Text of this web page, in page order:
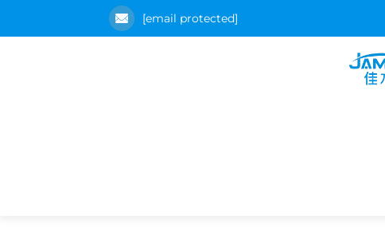
[email protected]